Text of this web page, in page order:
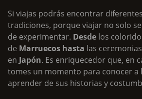
Si viajas podrás encontrar
tradiciones, porque viajar no solo
de experimentar. Desde los
de Marruecos hasta las
en Japón. Es enriquecedor que, en
tomes un momento para conocer a
aprender de sus historias y